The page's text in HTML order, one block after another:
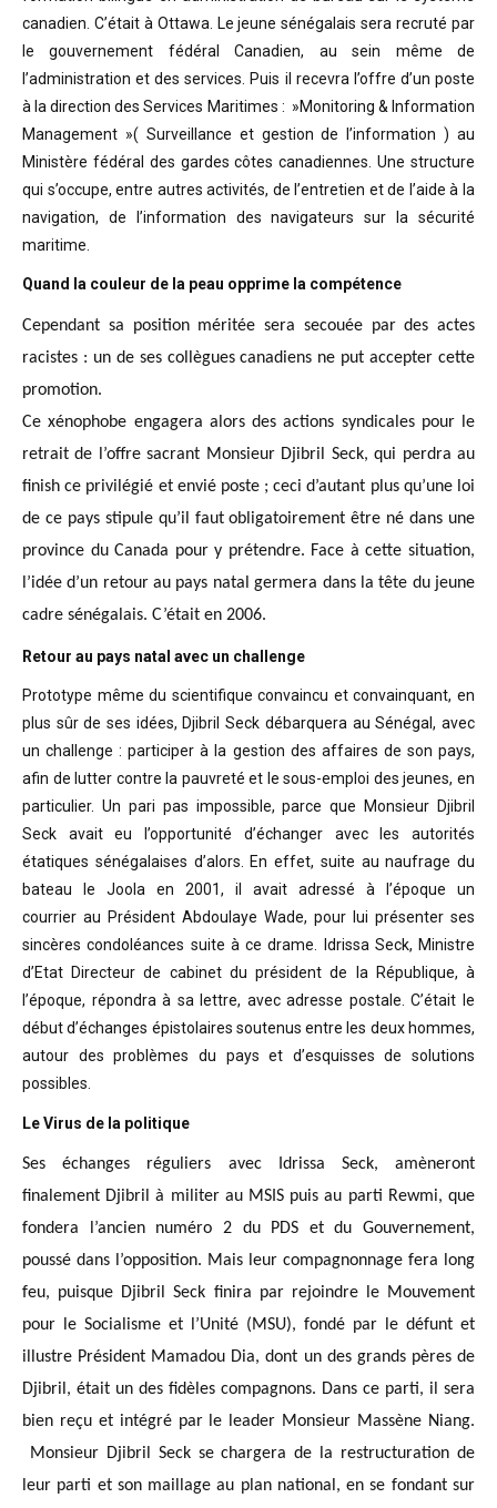
canadien. C’était à Ottawa. Le jeune sénégalais sera recruté par
le gouvernement fédéral Canadien, au sein même de
l’administration et des services. Puis il recevra l’offre d’un poste
à la direction des Services Maritimes : »Monitoring & Information
Management »( Surveillance et gestion de l’information ) au
Ministère fédéral des gardes côtes canadiennes. Une structure
qui s’occupe, entre autres activités, de l’entretien et de l’aide à la
navigation, de l’information des navigateurs sur la sécurité
maritime.
Quand la couleur de la peau opprime la compétence
Cependant sa position méritée sera secouée par des actes
racistes : un de ses collègues canadiens ne put accepter cette
promotion.
Ce xénophobe engagera alors des actions syndicales pour le
retrait de l’offre sacrant Monsieur Djibril Seck, qui perdra au
finish ce privilégié et envié poste ; ceci d’autant plus qu’une loi
de ce pays stipule qu’il faut obligatoirement être né dans une
province du Canada pour y prétendre. Face à cette situation,
l’idée d’un retour au pays natal germera dans la tête du jeune
cadre sénégalais. C’était en 2006.
Retour au pays natal avec un challenge
Prototype même du scientifique convaincu et convainquant, en
plus sûr de ses idées, Djibril Seck débarquera au Sénégal, avec
un challenge : participer à la gestion des affaires de son pays,
afin de lutter contre la pauvreté et le sous-emploi des jeunes, en
particulier. Un pari pas impossible, parce que Monsieur Djibril
Seck avait eu l’opportunité d’échanger avec les autorités
étatiques sénégalaises d’alors. En effet, suite au naufrage du
bateau le Joola en 2001, il avait adressé à l’époque un
courrier au Président Abdoulaye Wade, pour lui présenter ses
sincères condoléances suite à ce drame. Idrissa Seck, Ministre
d’Etat Directeur de cabinet du président de
la République, à
l’époque, répondra à sa lettre, avec adresse postale. C’était le
début d’échanges épistolaires soutenus entre les deux hommes,
autour des problèmes du pays et d’esquisses de solutions
possibles.
Le Virus de la politique
Ses échanges réguliers avec Idrissa Seck, amèneront
finalement Djibril à militer au MSIS puis au parti Rewmi, que
fondera l’ancien numéro 2 du PDS et du Gouvernement,
poussé dans l’opposition. Mais leur compagnonnage fera long
feu, puisque Djibril Seck finira par rejoindre le Mouvement
pour le Socialisme et l’Unité (MSU), fondé par le défunt et
illustre Président Mamadou Dia, dont un des grands pères de
Djibril, était un des fidèles compagnons. Dans ce parti, il sera
bien reçu et intégré par le leader Monsieur Massène Niang.
Monsieur Djibril Seck se chargera de la restructuration de
leur parti et son maillage au plan national, en se fondant sur